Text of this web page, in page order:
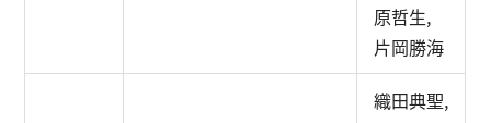
原哲生,
片岡勝海
織田典聖,